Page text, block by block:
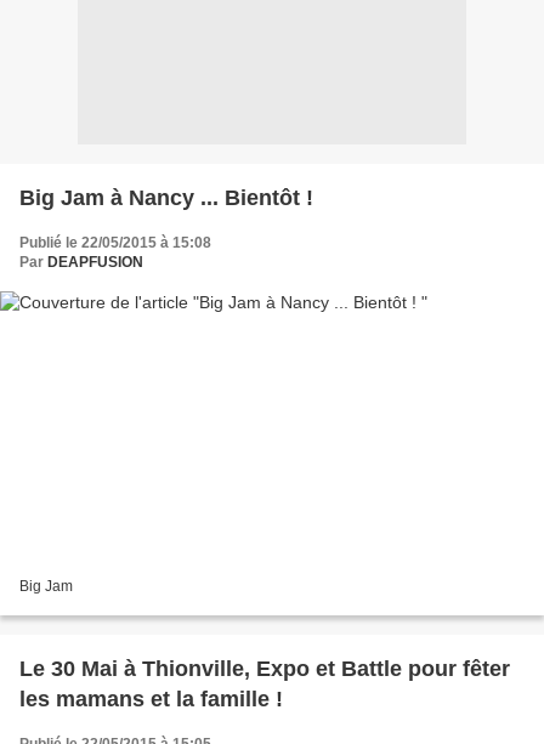
Big Jam à Nancy ... Bientôt !
Publié le 22/05/2015 à 15:08
Par DEAPFUSION
Big Jam
Le 30 Mai à Thionville, Expo et Battle pour fêter
les mamans et la famille !